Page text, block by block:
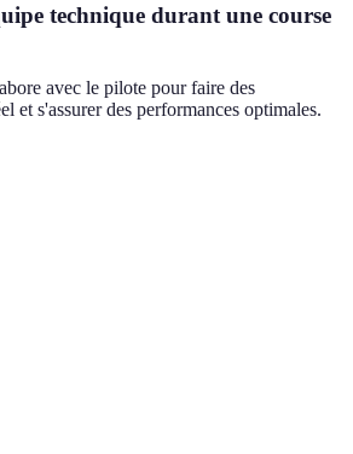
technique durant une course
avec le pilote pour faire des
et s'assurer des performances optimales.